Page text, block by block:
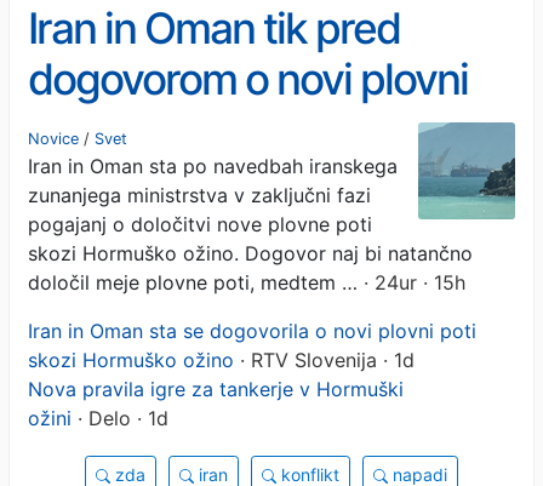
Iran in Oman tik pred
dogovorom o novi plovni
poti skozi Hormuško ožino
Novice / Svet
Iran in Oman sta po navedbah iranskega
zunanjega ministrstva v zaključni fazi
pogajanj o določitvi nove plovne poti
skozi Hormuško ožino. Dogovor naj bi natančno
določil meje plovne poti, medtem … · 24ur · 15h
Iran in Oman sta se dogovorila o novi plovni poti
skozi Hormuško ožino · RTV Slovenija · 1d
Nova pravila igre za tankerje v Hormuški
ožini · Delo · 1d
zda iran konflikt napadi